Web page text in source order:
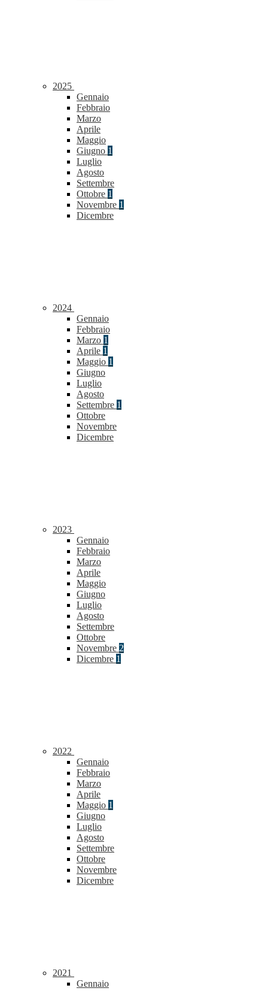
2025
Gennaio
Febbraio
Marzo
Aprile
Maggio
Giugno 1
Luglio
Agosto
Settembre
Ottobre 1
Novembre 1
Dicembre
2024
Gennaio
Febbraio
Marzo 1
Aprile 1
Maggio 1
Giugno
Luglio
Agosto
Settembre 1
Ottobre
Novembre
Dicembre
2023
Gennaio
Febbraio
Marzo
Aprile
Maggio
Giugno
Luglio
Agosto
Settembre
Ottobre
Novembre 2
Dicembre 1
2022
Gennaio
Febbraio
Marzo
Aprile
Maggio 1
Giugno
Luglio
Agosto
Settembre
Ottobre
Novembre
Dicembre
2021
Gennaio